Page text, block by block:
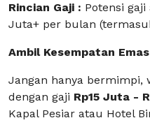
Rincian Gaji : Potensi gaji
Juta+ per bulan
Ambil Kesempatan
Jangan hanya bermimpi,
dengan gaji Rp15 Juta -
Kapal Pesiar atau Hotel